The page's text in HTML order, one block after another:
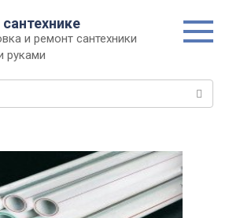
и ремонт сантехники
руками